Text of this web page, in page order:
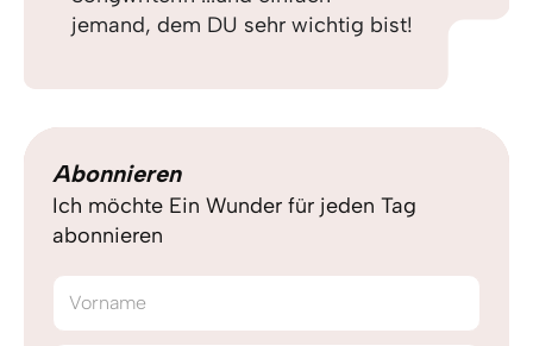
jemand, dem DU sehr wichtig bist!
Abonnieren
Ich möchte Ein Wunder für jeden Tag
abonnieren
Vorname